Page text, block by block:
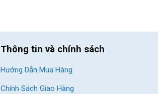
Thông tin và chính sách
Hướng Dẫn Mua Hàng
Chính Sách Giao Hàng